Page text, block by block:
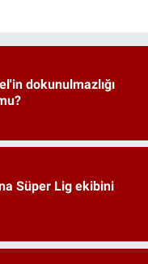
dokunulmazlığı
Süper Lig ekibini